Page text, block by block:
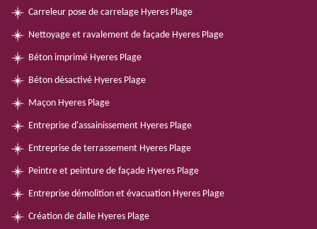
Carreleur pose de carrelage Hyeres Plage
Nettoyage et ravalement de façade Hyeres Plage
Béton imprimé Hyeres Plage
Béton désactivé Hyeres Plage
Maçon Hyeres Plage
Entreprise d'assainissement Hyeres Plage
Entreprise de terrassement Hyeres Plage
Peintre et peinture de façade Hyeres Plage
Entreprise démolition et évacuation Hyeres Plage
Création de dalle Hyeres Plage